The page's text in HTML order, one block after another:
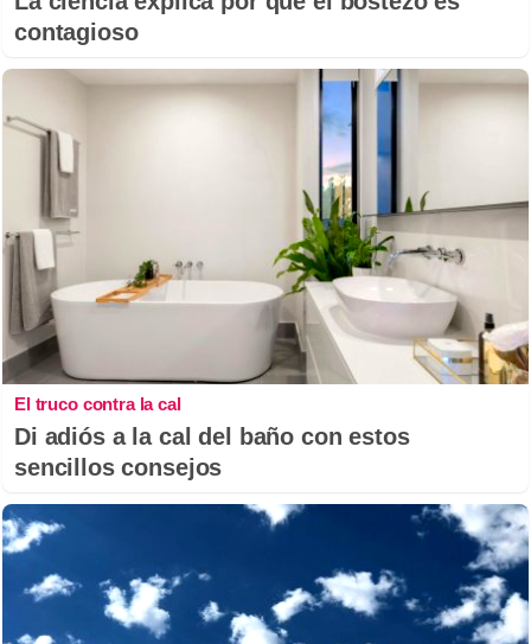
contagioso
El truco contra la cal
Di adiós a la cal del baño con estos
sencillos consejos